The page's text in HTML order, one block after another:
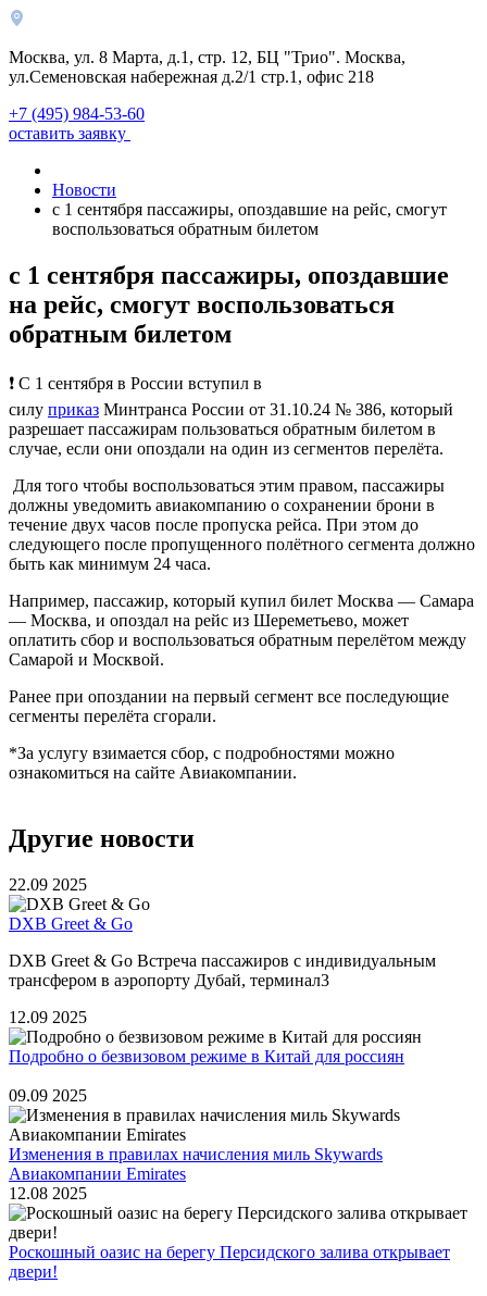
Москва, ул. 8 Марта, д.1, стр. 12, БЦ "Трио". Москва,
ул.Семеновская набережная д.2/1 стр.1, офис 218
+7 (495) 984-53-60
оставить заявку
Новости
с 1 сентября пассажиры, опоздавшие на рейс, смогут
воспользоваться обратным билетом
с 1 сентября пассажиры, опоздавшие
на рейс, смогут воспользоваться
обратным билетом
❗️ С 1 сентября в России вступил в
силу приказ Минтранса России от 31.10.24 № 386, который
разрешает пассажирам пользоваться обратным билетом в
случае, если они опоздали на один из сегментов перелёта.
Для того чтобы воспользоваться этим правом, пассажиры
должны уведомить авиакомпанию о сохранении брони в
течение двух часов после пропуска рейса. При этом до
следующего после пропущенного полётного сегмента должно
быть как минимум 24 часа.
Например, пассажир, который купил билет Москва — Самара
— Москва, и опоздал на рейс из Шереметьево, может
оплатить сбор и воспользоваться обратным перелётом между
Самарой и Москвой.
Ранее при опоздании на первый сегмент все последующие
сегменты перелёта сгорали.
*За услугу взимается сбор, с подробностями можно
ознакомиться на сайте Авиакомпании.
Другие новости
22.09 2025
DXB Greet & Go
DXB Greet & Go Встреча пассажиров с индивидуальным
трансфером в аэропорту Дубай, терминал3
12.09 2025
Подробно о безвизовом режиме в Китай для россиян
09.09 2025
Изменения в правилах начисления миль Skywards
Авиакомпании Emirates
12.08 2025
Роскошный оазис на берегу Персидского залива открывает
двери!